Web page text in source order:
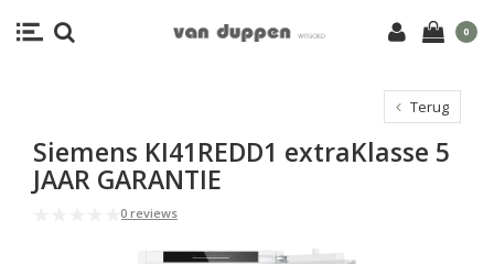
0
Terug
Siemens KI41REDD1 extraKlasse 5
JAAR GARANTIE
0 reviews